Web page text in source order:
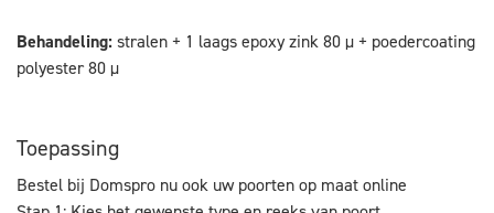
Behandeling:stralen + 1 laags epoxy zink 80 µ + poedercoating
polyester 80 µ
Toepassing
Bestel bij Domspro nu ook uw poorten op maat online